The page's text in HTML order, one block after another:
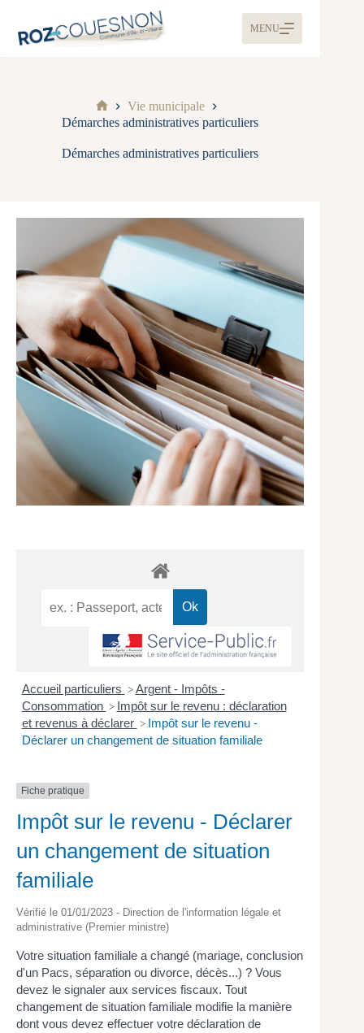
MENU
Vie municipale
Démarches administratives particuliers
Démarches administratives particuliers
Accueil particuliers > Argent - Impôts -
Consommation > Impôt sur le revenu : déclaration
et revenus à déclarer > Impôt sur le revenu -
Déclarer un changement de situation familiale
Fiche pratique
Impôt sur le revenu - Déclarer
un changement de situation
familiale
Vérifié le 01/01/2023 - Direction de l'information légale et
administrative (Premier ministre)
Votre situation familiale a changé (mariage, conclusion
d'un Pacs, séparation ou divorce, décès...) ? Vous
devez le signaler aux services fiscaux. Tout
changement de situation familiale modifie la manière
dont vous devez effectuer votre déclaration de